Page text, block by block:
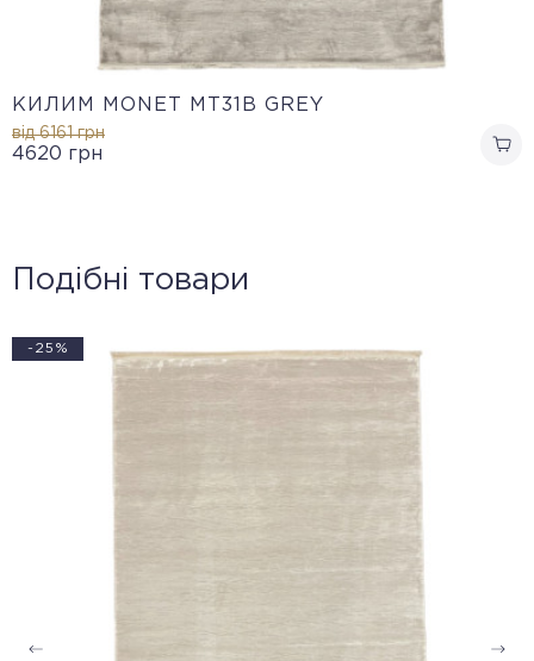
КИЛИМ MONET MT31B GREY
від 6161грн
4620 грн
Подібні товари
-25%